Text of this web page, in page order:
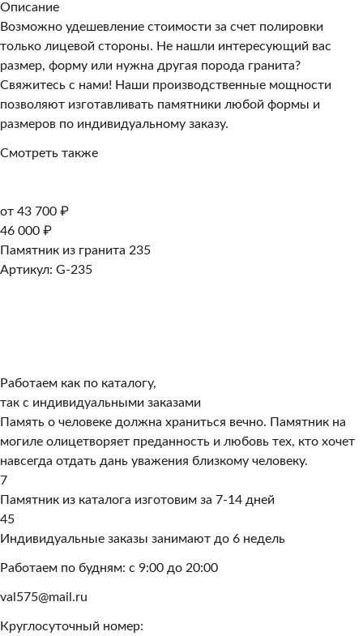
Описание
Возможно удешевление стоимости за счет полировки
только лицевой стороны. Не нашли интересующий вас
размер, форму или нужна другая порода гранита?
Свяжитесь с нами! Наши производственные мощности
позволяют изготавливать памятники любой формы и
размеров по индивидуальному заказу.
Смотреть также
от 43 700 ₽
46 000 ₽
Памятник из гранита 235
Артикул: G-235
Работаем как по каталогу,
так с индивидуальными заказами
Память о человеке должна храниться вечно. Памятник на
могиле олицетворяет преданность и любовь тех, кто хочет
навсегда отдать дань уважения близкому человеку.
7
Памятник из каталога изготовим за 7-14 дней
45
Индивидуальные заказы занимают до 6 недель
Работаем по будням: с 9:00 до 20:00
val575@mail.ru
Круглосуточный номер: